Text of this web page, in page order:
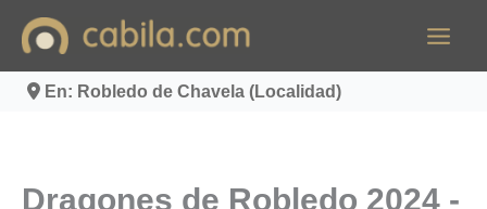
contenido
En: Robledo de Chavela (Localidad)
Dragones de Robledo 2024 -